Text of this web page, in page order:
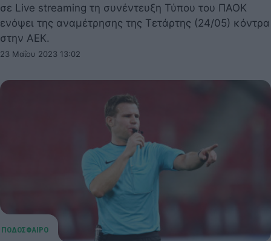
σε Live streaming τη συνέντευξη Τύπου του ΠΑΟΚ
ενόψει της αναμέτρησης της Τετάρτης (24/05) κόντρα
στην ΑΕΚ.
23 Μαΐου 2023 13:02